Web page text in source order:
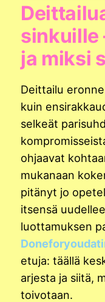
sinkuille
ja miksi
Deittailu
kuin
selkeät
ohjaavat
mukanaan
pitänyt jo
itsensä
luottamuksen
etuja: täällä
arjesta ja siitä,
toivotaan.